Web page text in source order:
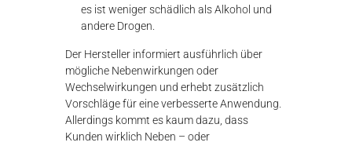
es ist weniger schädlich als Alkohol und
andere Drogen.
Der Hersteller informiert ausführlich über
mögliche Nebenwirkungen oder
Wechselwirkungen und erhebt zusätzlich
Vorschläge für eine verbesserte Anwendung.
Allerdings kommt es kaum dazu, dass
Kunden wirklich Neben – oder